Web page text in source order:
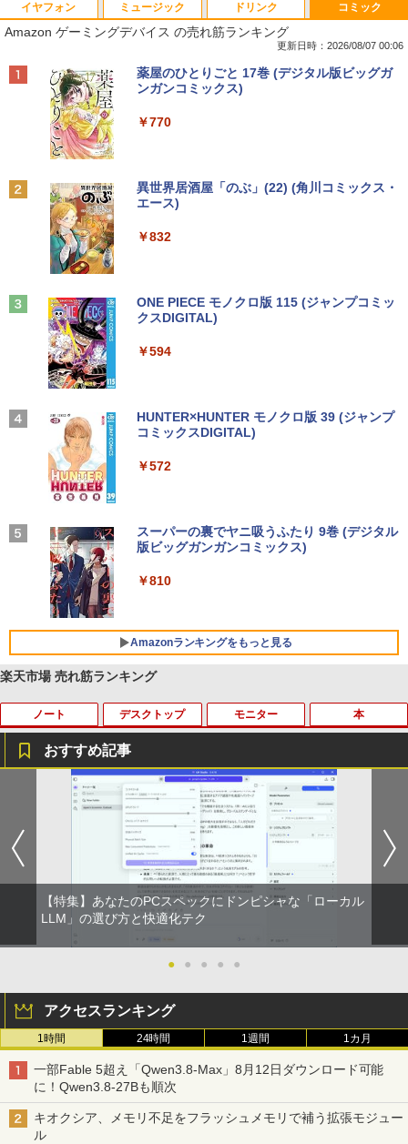
イヤフォン
Anker Soundcore P40i オフホワイト
Anker Soundcore P31i ブラック
Anker Soundcore Liberty 5 アプリコットピ
ンク
￥-
【2026年アップグレード版】AOKIMI ワイヤ
レスイヤホン bluetooth イヤホン V12 小型
るーとゅーす コードレス ENCノイズキャン
￥1,964
リング ANC 36時間再生
￥2,980
ミュージック
BRUCE WAYNE feat. Flo Milli, ATL Jacob
[Explicit]
￥250
BRUCE WAYNE feat. Flo Milli, ATL Jacob
[Explicit]
￥250
On My Road (Stadium ver.)
On My Road (Stadium ver.)
BUGS LIFE
ドリンク
【Amazon.co.jp限定】 い・ろ・は・す 2L P
ET ラベルレス ×8本
￥1,112
by Amazon 天然水 ラベルレス 500ml ×24本
富士山の天然水 バナジウム含有 水 ミネラル
ットル (Smart Basic)
by Amazon 炭酸水 ラベルレス 500ml ×24本
art Basic)
by Amazon 天然水ラベルレス 2L×9本
￥1,117
コカ・コーラ やかんの麦茶 from 爽健美茶 ラ
コミック
Amazon ゲーミングデバイス の売れ筋ランキング
更新日時：2026/08/07 00:06
薬屋のひとりごと 17巻 (デジタル版ビッグガ
ンガンコミックス)
￥770
異世界居酒屋「のぶ」(22) (角川コミックス・
エース)
￥832
ONE PIECE モノクロ版 115 (ジャンプコミッ
クスDIGITAL)
￥594
HUNTER×HUNTER モノクロ版 39 (ジャンプ
コミックスDIGITAL)
￥572
スーパーの裏でヤニ吸うふたり 9巻 (デジタル
版ビッグガンガンコミックス)
￥810
Amazonランキングをもっと見る
楽天市場 売れ筋ランキング
ノート
中古ノートパソコン 新生活セット 2026
Windows11搭載 Office付き 15.6型 大手
メーカー 第6〜8世代 Core i3/i5 メモリ8
GB SSD最大1TB 高速SSD搭載 初期設定
済み テレワーク応援 在宅勤務 学生向け
FU25-repc ノートPC 中古パソコン
￥13,900
＼8月限定エントリーでP10倍／【中古】
Lenovo レノボ ThinkPad L390 20NSS2
5A00 Core i5 8世代 メモリー8GB 高速S
SD256GB 整備済み品 pc win11 os 中古
パソコン すぐ使える オフィス付きPC 送
￥22,770
デスクトップ
【訳あり品】中古パソコン | NEC | Mate
MKM34B-1 | Windows11 | デスクトップ
| 一年保証 | 第7世代 | Core i5 7500 3.4
(〜最大3.8)GHz | MEM:8GB | SSD:256G
B | DVD-ROM | 無線LAN:あり | Win11Pr
o64bit
￥10,000
【マラソンセール期間中ポイント5倍】中
Windows11 高速SSD128GB メモリ8GB
Type-C DisplayPort Lenovo ThinkStat
ion P330 初期設定済 すぐ使える 90日保
証 送料無料
￥12,980
モニター
【500円クーポン＋ポイント最大31.5%還
元！】モバイルモニター 15.6 インチ FH
D 1920×1080 1080P Fast IPS パネル 非
光沢 1000:1 高コントラスト 超軽量 600
g スピーカー内蔵 Type-C/HDMI 接続 PS
5/Switch/PC/スマホ対応
￥8,490
Dell モニター 19インチ P1917S IPSパネ
高さ調整 中古ディスプレイ
￥8,800
【楽天1位!1,600円OFFクーポン 8/4 20:
00-8/11 01:59】Xiaomi Monitor A24i 20
26 ディスプレイ 1080P 23.8インチ 144
本
【送料無料】感動する地図帖 世界って面
白い!となる100テーマ／イアン・ライト
／Infographic．ly／片山美佳子
￥2,420
誤謬論入門[本/雑誌] 優れた議論の実践ガ
卓三/監訳 今村真由子/訳
3
Aランクパーティを離脱した俺は、元教
え子たちと迷宮深部を目指す。（13）
【電子書籍】[ ユーリ ]
￥792
おすすめ記事
【特集】あなたのPCスペックにドンピシャな「ローカル
LLM」の選び方と快適化テク
● ● ● ● ●
アクセスランキング
1時間 24時間 1週間 1カ月
一部Fable 5超え「Qwen3.8-Max」8月12日ダウンロード可能
に！Qwen3.8-27Bも順次
キオクシア、メモリ不足をフラッシュメモリで補う拡張モジュー
ル